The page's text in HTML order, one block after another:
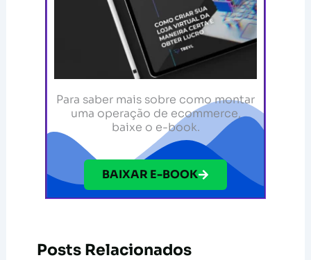
Para saber mais sobre como montar
uma operação de ecommerce,
baixe o e-book.
BAIXAR E-BOOK
Posts Relacionados